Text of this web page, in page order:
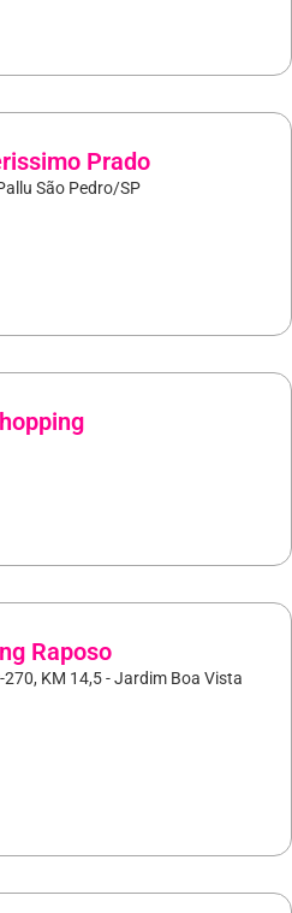
Prado
São Pedro/SP
Raposo
KM 14,5 - Jardim Boa Vista